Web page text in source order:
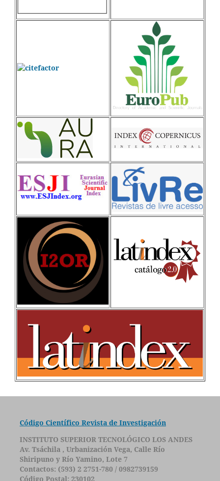
Código Científico Revista de Investigación
INSTITUTO SUPERIOR TECNOLÓGICO LOS ANDES
Av. Tsáchila , Urbanización Vega, Calle Río
Shiripuno y Río Yamino, Lote 7
Contactos: (593) 2 2751-780 / 0982739159
Código Postal: 230102